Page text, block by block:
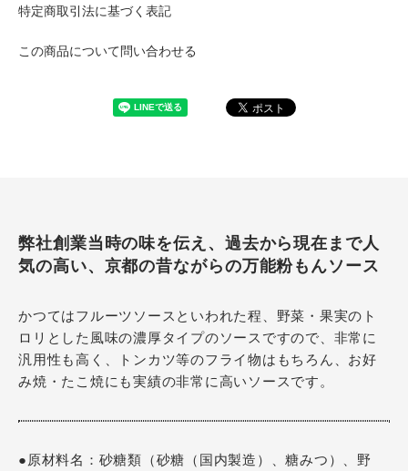
特定商取引法に基づく表記
この商品について問い合わせる
弊社創業当時の味を伝え、過去から現在まで人
気の高い、京都の昔ながらの万能粉もんソース
かつてはフルーツソースといわれた程、野菜・果実のト
ロリとした風味の濃厚タイプのソースですので、非常に
汎用性も高く、トンカツ等のフライ物はもちろん、お好
み焼・たこ焼にも実績の非常に高いソースです。
●原材料名：砂糖類（砂糖（国内製造）、糖みつ）、野